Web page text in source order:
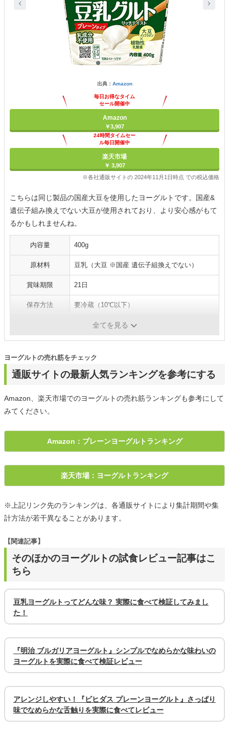
出典： Amazon
毎日お得なタイム
セール開催中
Amazon
￥3,907
24時間タイムセー
ル毎日開催中
楽天市場
￥ 3,907
※各社通販サイトの 2024年11月1日時点 での税込価格
こちらは同じ製品の国産大豆を使用したヨーグルトです。国産&
遺伝子組み換えでない大豆が使用されており、より安心感がもて
るかもしれませんね。
内容量 400g
原材料 豆乳（大豆 ※国産 遺伝子組換えでない）
賞味期限 21日
保存方法 要冷蔵（10℃以下）
48kcal（100gあたり）
全てを見る
通販サイトの最新人気ランキングを参考にする
ヨーグルトの売れ筋をチェック
Amazon、楽天市場でのヨーグルトの売れ筋ランキングも参考にして
みてください。
Amazon：プレーンヨーグルトランキング
楽天市場：ヨーグルトランキング
※上記リンク先のランキングは、各通販サイトにより集計期間や集
計方法が若干異なることがあります。
そのほかのヨーグルトの試食レビュー記事はこ
ちら
【関連記事】
豆乳ヨーグルトってどんな味？ 実際に食べて検証してみまし
た！
『明治 ブルガリアヨーグルト』シンプルでなめらかな味わいの
ヨーグルトを実際に食べて検証レビュー
アレンジしやすい！『ビヒダス プレーンヨーグルト』さっぱり
味でなめらかな舌触りを実際に食べてレビュー